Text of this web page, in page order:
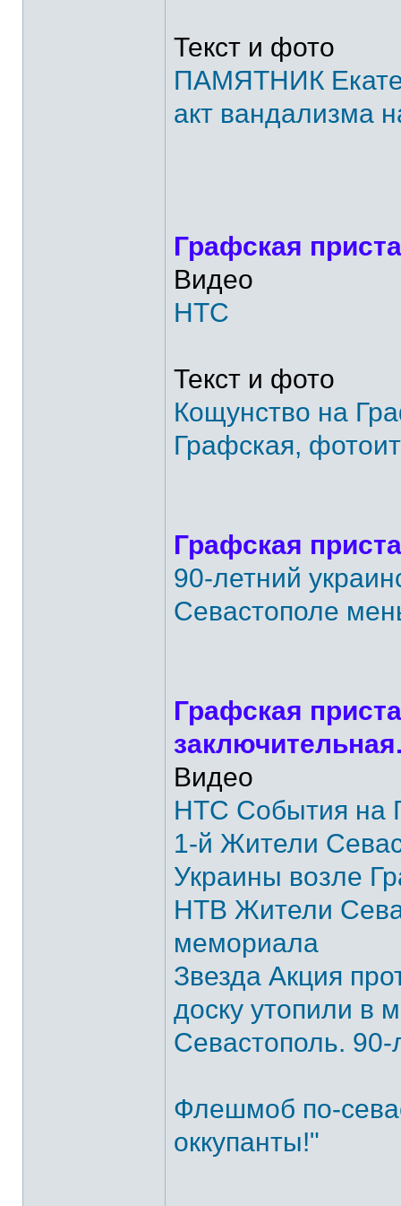
Текст и фото
ПАМЯТНИК
акт вандализма
Графская
Видео
НТС
Текст и фото
Кощунство на
Графская,
Графская
90-летний
Севастополе
Графская
Видео
НТС События на
1-й Жители
Украины возле
НТВ Жители
мемориала
Звезда Акция
доску утопили в
Севастополь.
Флешмоб по-
оккупанты!"